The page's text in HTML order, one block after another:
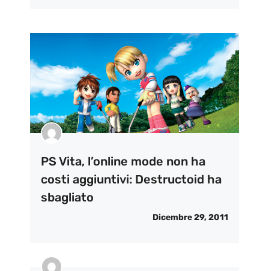
PS Vita, l’online mode non ha
costi aggiuntivi: Destructoid ha
sbagliato
Dicembre 29, 2011